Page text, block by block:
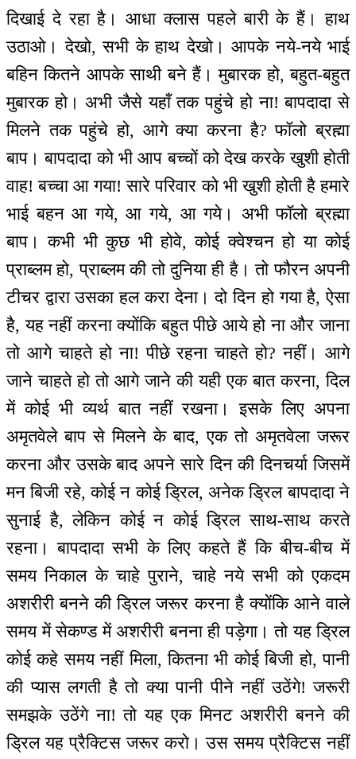
दिखाई दे रहा है। आधा क्लास पहले बारी के हैं। हाथ
उठाओ। देखो, सभी के हाथ देखो। आपके नये-नये भाई
बहिन कितने आपके साथी बने हैं। मुबारक हो, बहुत-बहुत
मुबारक हो। अभी जैसे यहाँ तक पहुंचे हो ना! बापदादा से
मिलने तक पहुंचे हो, आगे क्या करना है? फॉलो ब्रह्मा
बाप। बापदादा को भी आप बच्चों को देख करके खुशी होती
वाह! बच्चा आ गया! सारे परिवार को भी खुशी होती है हमारे
भाई बहन आ गये, आ गये, आ गये। अभी फॉलो ब्रह्मा
बाप। कभी भी कुछ भी होवे, कोई क्वेश्चन हो या कोई
प्राब्लम हो, प्राब्लम की तो दुनिया ही है। तो फौरन अपनी
टीचर द्वारा उसका हल करा देना। दो दिन हो गया है, ऐसा
है, यह नहीं करना क्योंकि बहुत पीछे आये हो ना और जाना
तो आगे चाहते हो ना! पीछे रहना चाहते हो? नहीं। आगे
जाने चाहते हो तो आगे जाने की यही एक बात करना, दिल
में कोई भी व्यर्थ बात नहीं रखना। इसके लिए अपना
अमृतवेले बाप से मिलने के बाद, एक तो अमृतवेला जरूर
करना और उसके बाद अपने सारे दिन की दिनचर्या जिसमें
मन बिजी रहे, कोई न कोई ड्रिल, अनेक ड्रिल बापदादा ने
सुनाई है, लेकिन कोई न कोई ड्रिल साथ-साथ करते
रहना। बापदादा सभी के लिए कहते हैं कि बीच-बीच में
समय निकाल के चाहे पुराने, चाहे नये सभी को एकदम
अशरीरी बनने की ड्रिल जरूर करना है क्योंकि आने वाले
समय में सेकण्ड में अशरीरी बनना ही पड़ेगा। तो यह ड्रिल
कोई कहे समय नहीं मिला, कितना भी कोई बिजी हो, पानी
की प्यास लगती है तो क्या पानी पीने नहीं उठेंगे! जरूरी
समझके उठेंगे ना! तो यह एक मिनट अशरीरी बनने की
ड्रिल यह प्रैक्टिस जरूर करो। उस समय प्रैक्टिस नहीं